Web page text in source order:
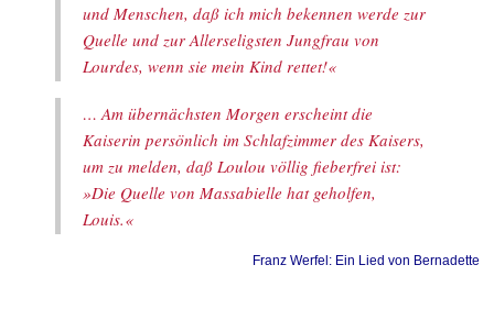
und Menschen, daß ich mich bekennen werde zur
Quelle und zur Allerseligsten Jungfrau von
Lourdes, wenn sie mein Kind rettet!«
… Am übernächsten Morgen erscheint die
Kaiserin persönlich im Schlafzimmer des Kaisers,
um zu melden, daß Loulou völlig fieberfrei ist:
»Die Quelle von Massabielle hat geholfen,
Louis.«
Franz Werfel: Ein Lied von Bernadette